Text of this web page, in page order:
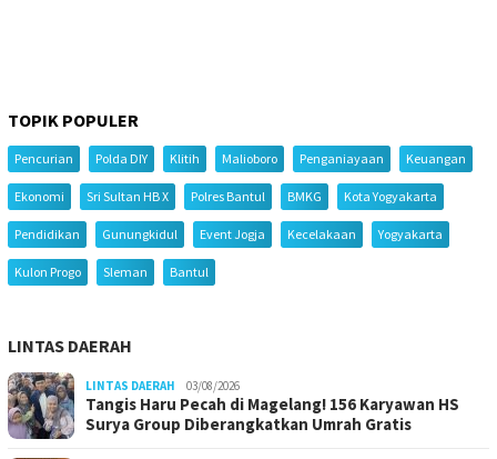
TOPIK POPULER
Pencurian Polda DIY Klitih Malioboro Penganiayaan Keuangan
Ekonomi Sri Sultan HB X Polres Bantul BMKG Kota Yogyakarta
Pendidikan Gunungkidul Event Jogja Kecelakaan Yogyakarta
Kulon Progo Sleman Bantul
LINTAS DAERAH
LINTAS DAERAH 03/08/2026
Tangis Haru Pecah di Magelang! 156 Karyawan HS
Surya Group Diberangkatkan Umrah Gratis